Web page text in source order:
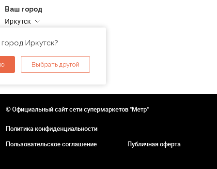
Ваш город
Иркутск
Иркутск?
Выбрать другой
© Официальный сайт сети супермаркетов "Метр"
Политика конфиденциальности
Пользовательское соглашение
Публичная оферта